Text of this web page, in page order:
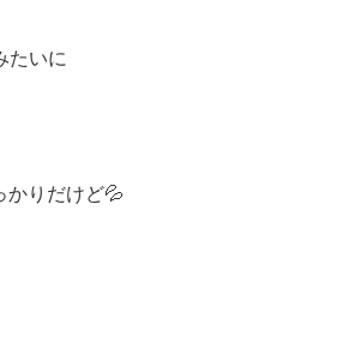
たいに
りだけど💦